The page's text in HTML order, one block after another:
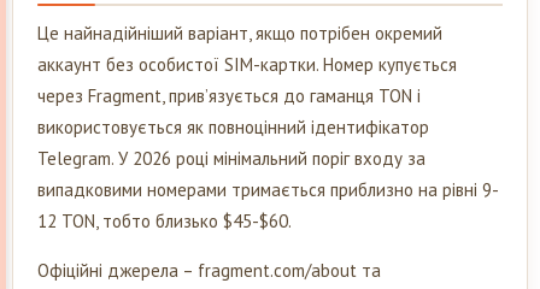
Це найнадійніший варіант, якщо потрібен окремий
аккаунт без особистої SIM-картки. Номер купується
через Fragment, прив’язується до гаманця TON і
використовується як повноцінний ідентифікатор
Telegram. У 2026 році мінімальний поріг входу за
випадковими номерами тримається приблизно на рівні 9-
12 TON, тобто близько $45-$60.
Офіційні джерела – fragment.com/about та